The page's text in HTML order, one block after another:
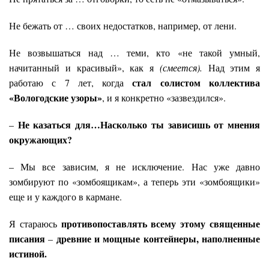
Не бежать от … своих недостатков, например, от лени.
Не возвышаться над … теми, кто «не такой умный,
начитанный и красивый», как я (смеется). Над этим я
работаю с 7 лет, когдастал солистом коллектива
«Вологодские узоры», и я конкретно «зазвездился».
– Не казаться для…Насколько ты зависишь от мнения
окружающих?
– Мы все зависим, я не исключение. Нас уже давно
зомбируют по «зомбоящикам», а теперь эти «зомбоящики»
еще и у каждого в кармане.
Я стараюсь противопоставлять всему этому священные
писания– древние и мощные контейнеры, наполненные
истиной.